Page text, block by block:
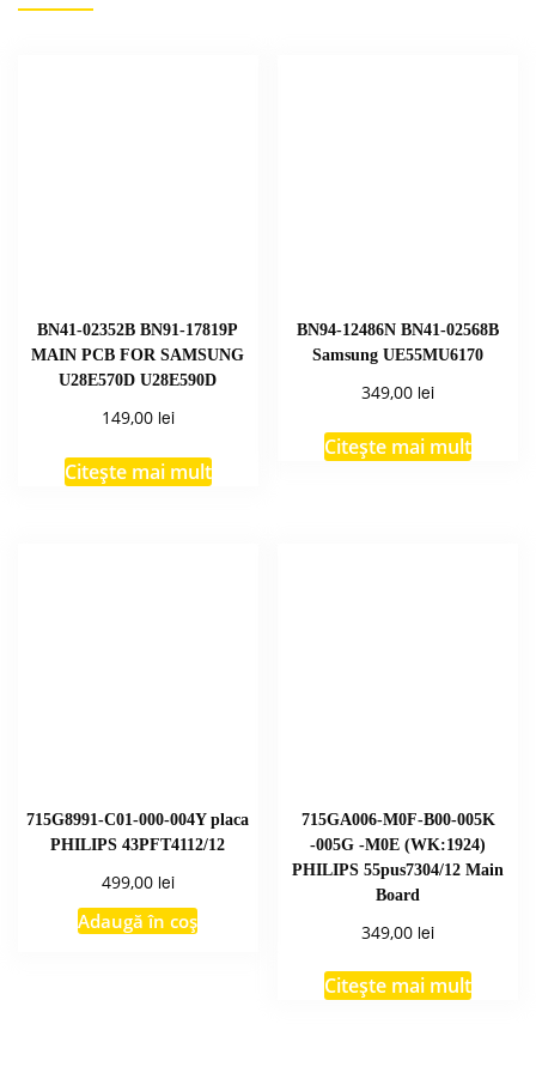
BN41-02352B BN91-17819P
MAIN PCB FOR SAMSUNG
U28E570D U28E590D
149,00 lei
Citește mai mult
BN94-12486N BN41-02568B
Samsung UE55MU6170
349,00 lei
Citește mai mult
715G8991-C01-000-004Y placa
PHILIPS 43PFT4112/12
499,00 lei
Adaugă în coș
715GA006-M0F-B00-005K
-005G -M0E (WK:1924)
PHILIPS 55pus7304/12 Main
Board
349,00 lei
Citește mai mult